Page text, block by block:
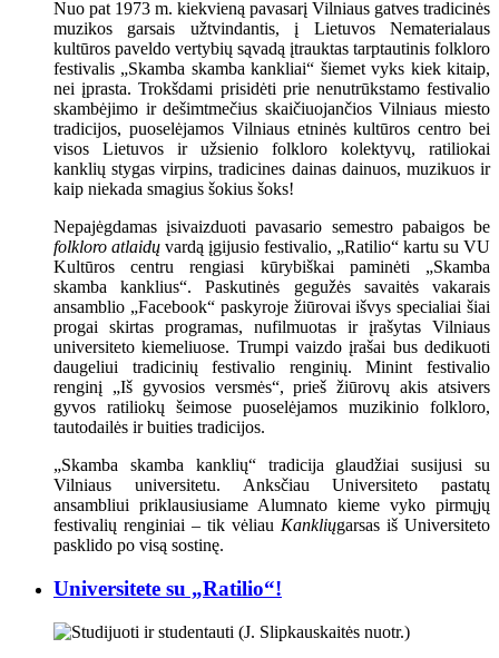
Nuo pat 1973 m. kiekvieną pavasarį Vilniaus gatves tradicinės
muzikos garsais užtvindantis, į Lietuvos Nematerialaus
kultūros paveldo vertybių sąvadą įtrauktas tarptautinis folkloro
festivalis „Skamba skamba kankliai“ šiemet vyks kiek kitaip,
nei įprasta. Trokšdami prisidėti prie nenutrūkstamo festivalio
skambėjimo ir dešimtmečius skaičiuojančios Vilniaus miesto
tradicijos, puoselėjamos Vilniaus etninės kultūros centro bei
visos Lietuvos ir užsienio folkloro kolektyvų, ratiliokai
kanklių stygas virpins, tradicines dainas dainuos, muzikuos ir
kaip niekada smagius šokius šoks!
Nepajėgdamas įsivaizduoti pavasario semestro pabaigos be
folkloro atlaidų vardą įgijusio festivalio, „Ratilio“ kartu su VU
Kultūros centru rengiasi kūrybiškai paminėti „Skamba
skamba kanklius“. Paskutinės gegužės savaitės vakarais
ansamblio „Facebook“ paskyroje žiūrovai išvys specialiai šiai
progai skirtas programas, nufilmuotas ir įrašytas Vilniaus
universiteto kiemeliuose. Trumpi vaizdo įrašai bus dedikuoti
daugeliui tradicinių festivalio renginių. Minint festivalio
renginį „Iš gyvosios versmės“, prieš žiūrovų akis atsivers
gyvos ratiliokų šeimose puoselėjamos muzikinio folkloro,
tautodailės ir buities tradicijos.
„Skamba skamba kanklių“ tradicija glaudžiai susijusi su
Vilniaus universitetu. Anksčiau Universiteto pastatų
ansambliui priklausiusiame Alumnato kieme vyko pirmųjų
festivalių renginiai – tik vėliau Kankliųgarsas iš Universiteto
pasklido po visą sostinę.
Universitete su „Ratilio“!